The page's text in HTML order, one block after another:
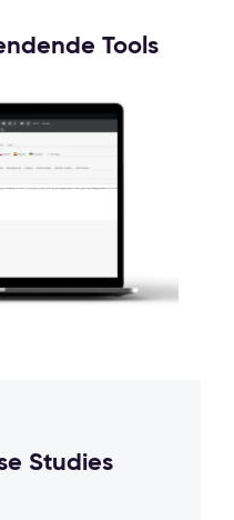
Tools
Studies